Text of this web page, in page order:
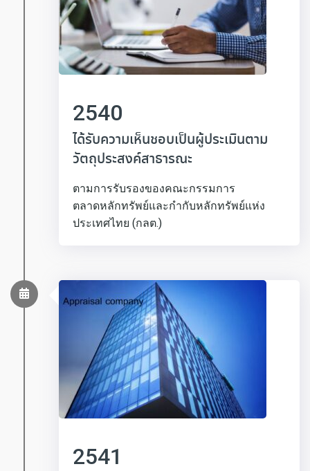
2540
ได้รับความเห็นชอบเป็นผู้ประเมินตาม
วัตถุประสงค์สาธารณะ
ตามการรับรองของคณะกรรมการ
ตลาดหลักทรัพย์และกำกับหลักทรัพย์แห่ง
ประเทศไทย (กลต.)
2541